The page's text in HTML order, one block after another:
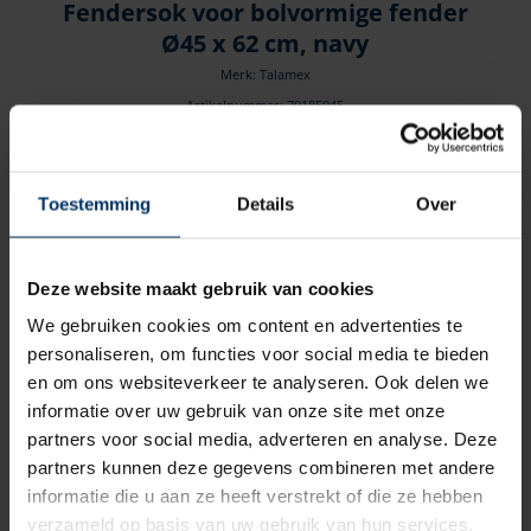
Toestemming Details Over
Deze website maakt gebruik van cookies
We gebruiken cookies om content en advertenties te
personaliseren, om functies voor social media te bieden
en om ons websiteverkeer te analyseren. Ook delen we
informatie over uw gebruik van onze site met onze
partners voor social media, adverteren en analyse. Deze
partners kunnen deze gegevens combineren met andere
informatie die u aan ze heeft verstrekt of die ze hebben
verzameld op basis van uw gebruik van hun services.
Fendersok voor bolvormige fender
Ø45 x 62 cm, navy
Merk: Talamex
Artikelnummer: 79185045